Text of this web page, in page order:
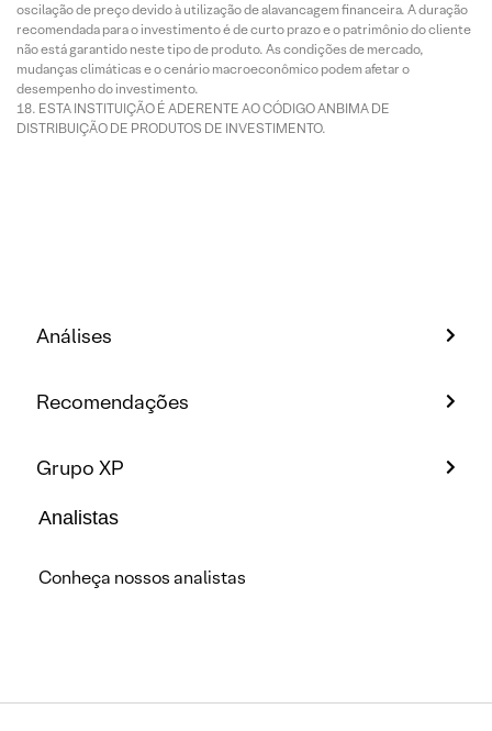
oscilação de preço devido à utilização de alavancagem financeira. A duração
recomendada para o investimento é de curto prazo e o patrimônio do cliente
não está garantido neste tipo de produto. As condições de mercado,
mudanças climáticas e o cenário macroeconômico podem afetar o
desempenho do investimento.
ESTA INSTITUIÇÃO É ADERENTE AO CÓDIGO ANBIMA DE
DISTRIBUIÇÃO DE PRODUTOS DE INVESTIMENTO.
Análises
Recomendações
Grupo XP
Analistas
Conheça nossos analistas